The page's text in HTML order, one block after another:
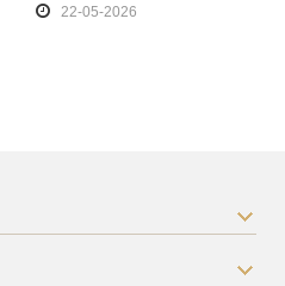
22-05-2026